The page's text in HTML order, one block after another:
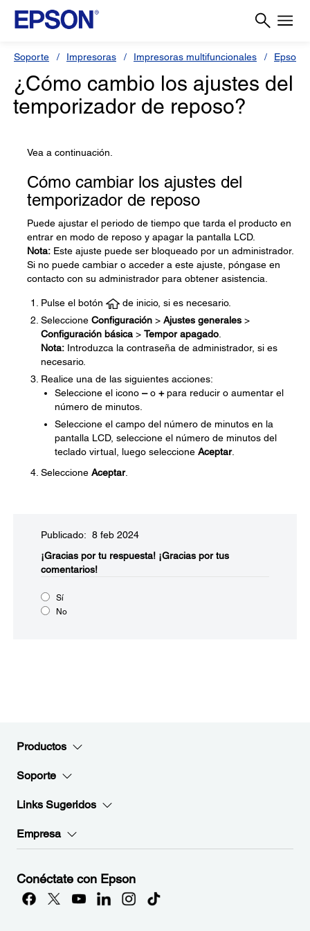
Soporte Impresoras Impresoras multifuncionales Epson
¿Cómo cambio los ajustes del
temporizador de reposo?
Vea a continuación.
Cómo cambiar los ajustes del
temporizador de reposo
Puede ajustar el periodo de tiempo que tarda el producto en
entrar en modo de reposo y apagar la pantalla LCD.
Nota: Este ajuste puede ser bloqueado por un administrador.
Si no puede cambiar o acceder a este ajuste, póngase en
contacto con su administrador para obtener asistencia.
Pulse el botón
de inicio, si es necesario.
Seleccione Configuración > Ajustes generales >
Configuración básica > Tempor apagado
Nota: Introduzca la contraseña de administrador, si es
necesario.
Realice una de las siguientes acciones:
Seleccione el icono –o +para reducir o aumentar el
número de minutos.
Seleccione el campo del número de minutos en la
pantalla LCD, seleccione el número de minutos del
teclado virtual, luego seleccione Aceptar.
Seleccione Aceptar.
Publicado: 8 feb 2024
¡Gracias por tu respuesta! ¡Gracias por tus
comentarios!
Sí
No
Productos
Soporte
Links Sugeridos
Empresa
Conéctate con Epson